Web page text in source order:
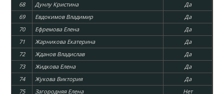
68
Дунлу Кристина
Да
69
Евдокимов Владимир
Да
70
Ефремова Елена
Да
71
Жарникова Екатерина
Да
72
Жданов Владислав
Да
73
Жидкова Елена
Да
74
Жукова Виктория
Да
75
Загородняя Елена
Нет